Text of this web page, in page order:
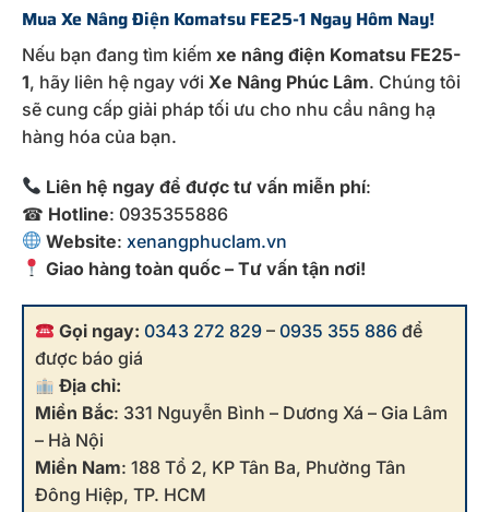
Mua Xe Nâng Điện Komatsu FE25-1 Ngay Hôm Nay!
Nếu bạn đang tìm kiếm xe nâng điện Komatsu FE25-
1, hãy liên hệ ngay với Xe Nâng Phúc Lâm. Chúng tôi
sẽ cung cấp giải pháp tối ưu cho nhu cầu nâng hạ
hàng hóa của bạn.
Liên hệ ngay để được tư vấn miễn phí:
☎ Hotline: 0935355886
Website:xenangphuclam.vn
Giao hàng toàn quốc – Tư vấn tận nơi!
Gọi ngay: 0343 272 829 –0935 355 886 để
được báo giá
Địa chỉ:
Miền Bắc: 331 Nguyễn Bình – Dương Xá – Gia Lâm
– Hà Nội
Miền Nam: 188 Tổ 2, KP Tân Ba, Phường Tân
Đông Hiệp, TP. HCM